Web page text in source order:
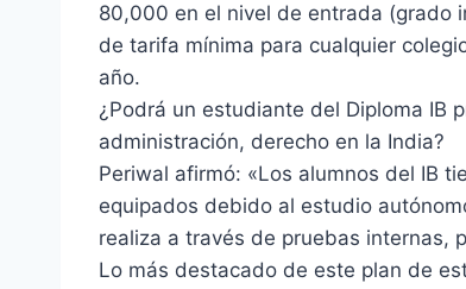
80,000 en el nivel de entrada (grado
de tarifa mínima para cualquier
año.
¿Podrá un estudiante del Diploma IB
administración, derecho en la India?
Periwal afirmó: «Los alumnos del IB
equipados debido al estudio
realiza a través de pruebas internas,
Lo más destacado de este plan de